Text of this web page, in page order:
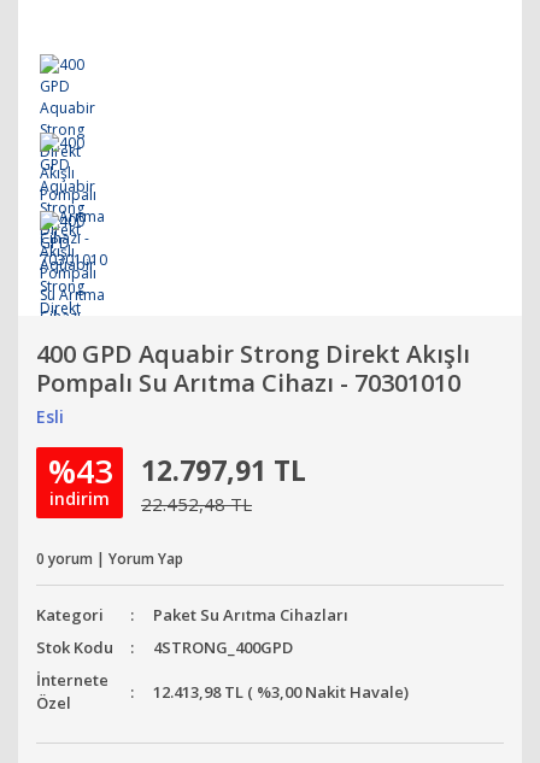
400 GPD Aquabir Strong Direkt Akışlı
Pompalı Su Arıtma Cihazı - 70301010
Esli
%43
indirim
12.797,91 TL
22.452,48 TL
0 yorum | Yorum Yap
Kategori
Paket Su Arıtma Cihazları
Stok Kodu
4STRONG_400GPD
İnternete
Özel
12.413,98 TL ( %3,00 Nakit Havale)